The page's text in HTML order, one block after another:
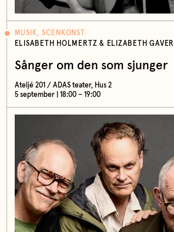
MUSIK, SCENKONST
ELISABETH HOLMERTZ & ELIZABETH GAVER
Sånger om den som sjunger
Ateljé 201 / ADAS teater, Hus 2
5 september | 18:00 – 19:00